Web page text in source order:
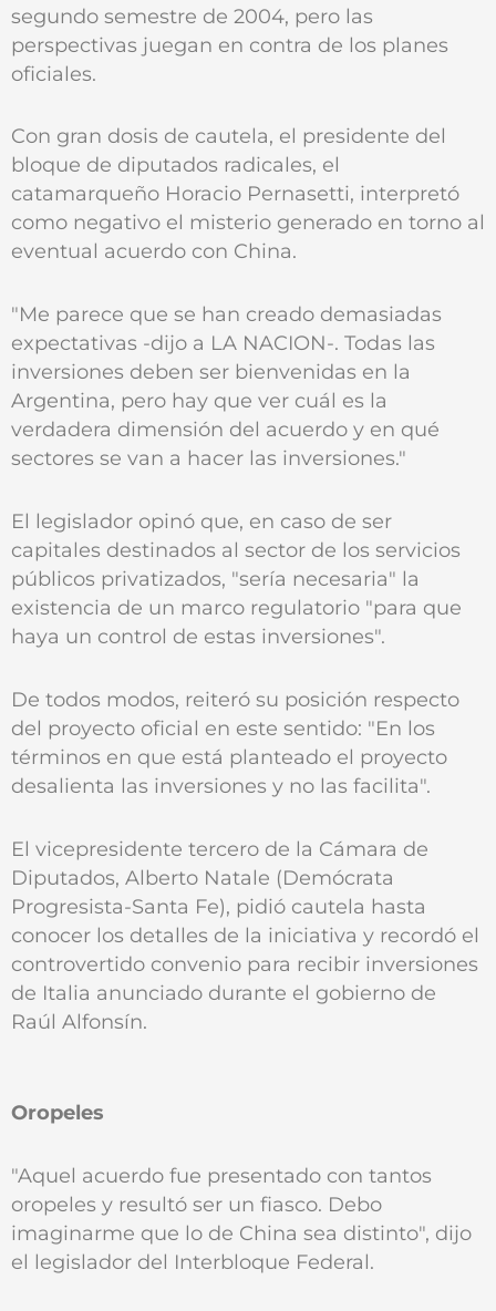
segundo semestre de 2004, pero las
perspectivas juegan en contra de los planes
oficiales.
Con gran dosis de cautela, el presidente del
bloque de diputados radicales, el
catamarqueño Horacio Pernasetti, interpretó
como negativo el misterio generado en torno al
eventual acuerdo con China.
"Me parece que se han creado demasiadas
expectativas -dijo a LA NACION-. Todas las
inversiones deben ser bienvenidas en la
Argentina, pero hay que ver cuál es la
verdadera dimensión del acuerdo y en qué
sectores se van a hacer las inversiones."
El legislador opinó que, en caso de ser
capitales destinados al sector de los servicios
públicos privatizados, "sería necesaria" la
existencia de un marco regulatorio "para que
haya un control de estas inversiones".
De todos modos, reiteró su posición respecto
del proyecto oficial en este sentido: "En los
términos en que está planteado el proyecto
desalienta las inversiones y no las facilita".
El vicepresidente tercero de la Cámara de
Diputados, Alberto Natale (Demócrata
Progresista-Santa Fe), pidió cautela hasta
conocer los detalles de la iniciativa y recordó el
controvertido convenio para recibir inversiones
de Italia anunciado durante el gobierno de
Raúl Alfonsín.
Oropeles
"Aquel acuerdo fue presentado con tantos
oropeles y resultó ser un fiasco. Debo
imaginarme que lo de China sea distinto", dijo
el legislador del Interbloque Federal.